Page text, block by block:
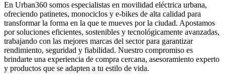
En Urban360 somos especialistas en movilidad eléctrica urbana,
ofreciendo patinetes, monociclos y e-bikes de alta calidad para
transformar la forma en la que te mueves por la ciudad. Apostamos
por soluciones eficientes, sostenibles y tecnológicamente avanzadas,
trabajando con las mejores marcas del sector para garantizar
rendimiento, seguridad y fiabilidad. Nuestro compromiso es
brindarte una experiencia de compra cercana, asesoramiento experto
y productos que se adapten a tu estilo de vida.